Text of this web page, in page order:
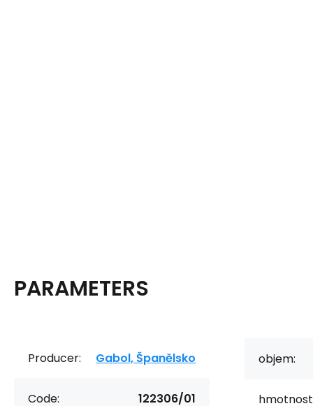
PARAMETERS
Producer: Gabol, Španělsko
Code: 122306/01
objem: